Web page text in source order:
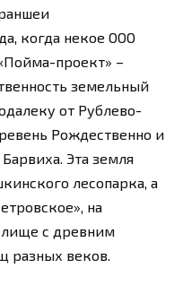
когда некое ООО
проект» –
земельный
от Рублево-
Рождественно и
Эта земля
лесопарка, а
на
с древним
разных веков.